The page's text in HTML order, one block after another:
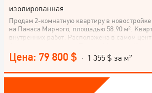
изолированная
Продам 2-комнатную квартиру в
на Панаса Мирного, площадью 58.90 м².
внутренних работ. Расположена в самом
этаже 9-этажного дома. Планировка
кухня-студия 16.15 м². Не упускайте шанса
этой комфортной квартиры в самом сердце
Цена: 79 800 $ · 1 355 $ за м²